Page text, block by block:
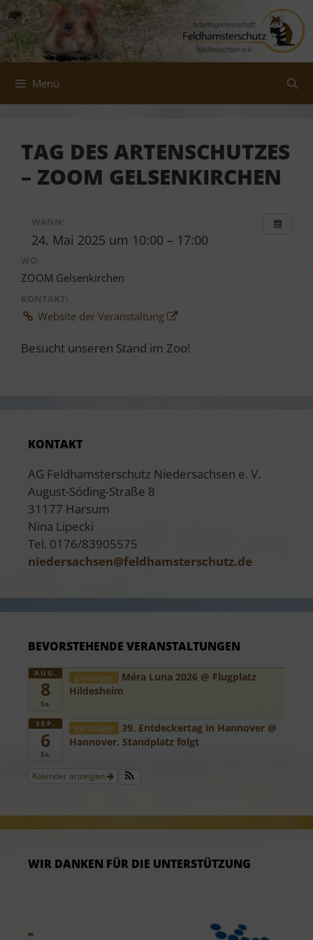
Zum
Inhalt
springen
Menü
TAG DES ARTENSCHUTZES
– ZOOM GELSENKIRCHEN
WANN:
24. Mai 2025 um 10:00 – 17:00
WO:
ZOOM Gelsenkirchen
KONTAKT:
Website der Veranstaltung
Besucht unseren Stand im Zoo!
KONTAKT
AG Feldhamsterschutz Niedersachsen e. V.
August-Söding-Straße 8
31177 Harsum
Nina Lipecki
Tel. 0176/83905575
niedersachsen@​feldhamsterschutz.de
BEVORSTEHENDE VERANSTALTUNGEN
AUG.
8
Sa.
ganztägig Méra Luna 2026 @ Flugplatz
Hildesheim
SEP.
6
So.
ganztägig 39. Entdeckertag in Hannover @
Hannover, Standplatz folgt
Kalender anzeigen
WIR DANKEN FÜR DIE UNTERSTÜTZUNG